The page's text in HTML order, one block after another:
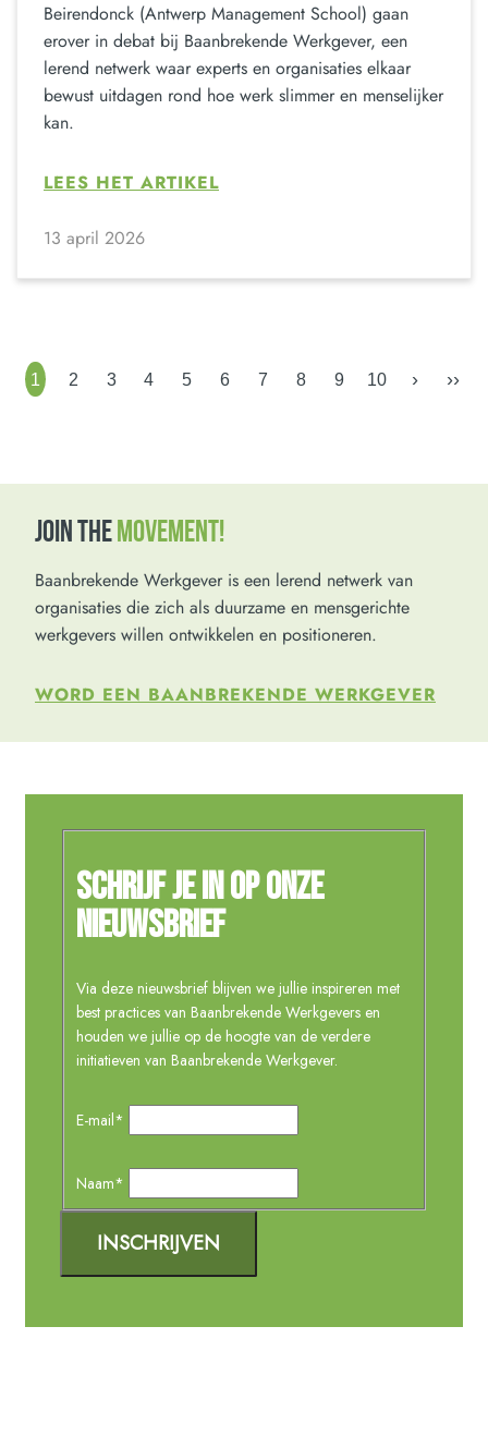
Beirendonck (Antwerp Management School) gaan
erover in debat bij Baanbrekende Werkgever, een
lerend netwerk waar experts en organisaties elkaar
bewust uitdagen rond hoe werk slimmer en menselijker
kan.
LEES HET ARTIKEL
13 april 2026
1 2 3 4 5 6 7 8 9 10 › ››
JOIN THEMOVEMENT!
Baanbrekende Werkgever is een lerend netwerk van
organisaties die zich als duurzame en mensgerichte
werkgevers willen ontwikkelen en positioneren.
WORD EEN BAANBREKENDE WERKGEVER